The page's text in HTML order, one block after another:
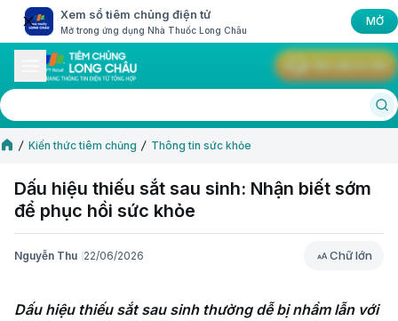
Xem sổ tiêm chủng điện tử
Mở trong ứng dụng Nhà Thuốc Long Châu
MỞ
Kiến thức tiêm chủng Thông tin sức khỏe
Dấu hiệu thiếu sắt sau sinh: Nhận biết sớm
để phục hồi sức khỏe
Nguyễn Thu 22/06/2026 Chữ lớn
Chữ lớn
Dấu hiệu thiếu sắt sau sinh thường dễ bị nhầm lẫn với